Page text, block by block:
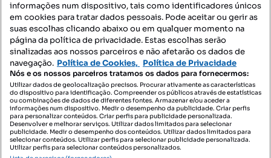
Mapa do Site
Contacte-nos
SIGA-NOS:
DESCARREGAR NA:
informações num dispositivo, tais como identificadores únicos
em cookies para tratar dados pessoais. Pode aceitar ou gerir as
suas escolhas clicando abaixo ou em qualquer momento na
página da política de privacidade. Estas escolhas serão
sinalizadas aos nossos parceiros e não afetarão os dados de
navegação. Política de Cookies, Política de Privacidade
Nós e os nossos parceiros tratamos os dados para fornecermos:
Utilizar dados de geolocalização precisos. Procurar ativamente as características
do dispositivo para identificação. Compreender os públicos através de estatísticas
ou combinações de dados de diferentes fontes. Armazenar e/ou aceder a
informações num dispositivo. Medir o desempenho da publicidade. Criar perfis
para personalizar conteúdos. Criar perfis para publicidade personalizada.
Desenvolver e melhorar serviços. Utilizar dados limitados para selecionar
publicidade. Medir o desempenho dos conteúdos. Utilizar dados limitados para
selecionar conteúdos. Utilizar perfis para selecionar publicidade personalizada.
Utilizar perfis para selecionar conteúdos personalizados.